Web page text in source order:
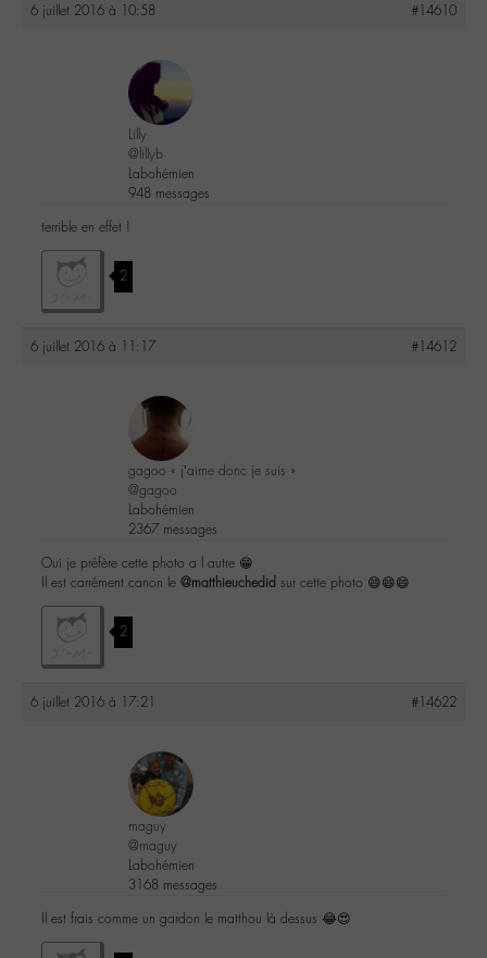
6 juillet 2016 à 10:58 #14610
Lilly
@lillyb
Labohémien
948 messages
terrible en effet !
2
6 juillet 2016 à 11:17 #14612
gagoo « j’aime donc je suis »
@gagoo
Labohémien
2367 messages
Oui je préfère cette photo a l autre 😁
Il est carrément canon le @matthieuchedid sur cette photo 😄😄😄
2
6 juillet 2016 à 17:21 #14622
maguy
@maguy
Labohémien
3168 messages
Il est frais comme un gardon le matthou là dessus 😂😍